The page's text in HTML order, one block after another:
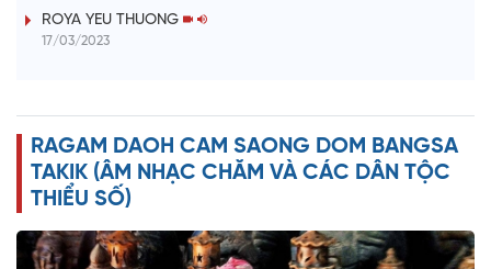
e
o
ROYA YEU THUONG
17/03/2023
RAGAM DAOH CAM SAONG DOM BANGSA
TAKIK (ÂM NHẠC CHĂM VÀ CÁC DÂN TỘC
THIỂU SỐ)